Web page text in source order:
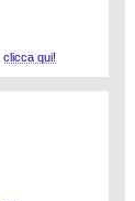
clicca qui!